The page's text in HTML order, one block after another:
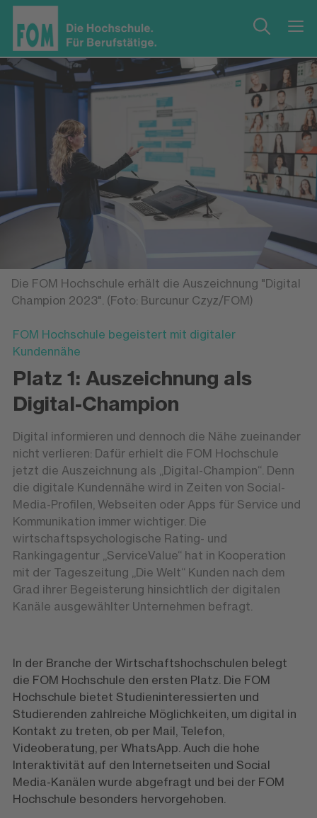
Die FOM Hochschule erhält die Auszeichnung "Digital
Champion 2023". (Foto: Burcunur Czyz/FOM)
FOM Hochschule begeistert mit digitaler
Kundennähe
Platz 1: Auszeichnung als
Digital-Champion
Digital informieren und dennoch die Nähe zueinander
nicht verlieren: Dafür erhielt die FOM Hochschule
jetzt die Auszeichnung als „Digital-Champion“. Denn
die digitale Kundennähe wird in Zeiten von Social-
Media-Profilen, Webseiten oder Apps für Service und
Kommunikation immer wichtiger. Die
wirtschaftspsychologische Rating- und
Rankingagentur „ServiceValue“ hat in Kooperation
mit der Tageszeitung „Die Welt“ Kunden nach dem
Grad ihrer Begeisterung hinsichtlich der digitalen
Kanäle ausgewählter Unternehmen befragt.
In der Branche der Wirtschaftshochschulen belegt
die FOM Hochschule den ersten Platz. Die FOM
Hochschule bietet Studieninteressierten und
Studierenden zahlreiche Möglichkeiten, um digital in
Kontakt zu treten, ob per Mail, Telefon,
Videoberatung, per WhatsApp. Auch die hohe
Interaktivität auf den Internetseiten und Social
Media-Kanälen wurde abgefragt und bei der FOM
Hochschule besonders hervorgehoben.